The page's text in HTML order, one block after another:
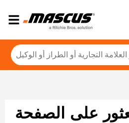
على الصفحة